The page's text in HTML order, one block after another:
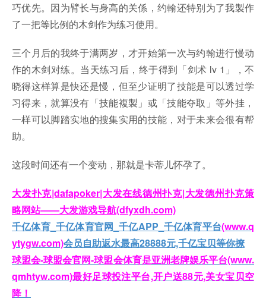
巧优先。因为臂长与身高的关係，约翰还特别为了我製作
了一把等比例的木剑作为练习使用。
三个月后的我终于满两岁，才开始第一次与约翰进行慢动
作的木剑对练。当天练习后，终于得到「剑术 lv 1」，不
晓得这样算是快还是慢，但至少证明了技能是可以透过学
习得来，就算没有「技能複製」或「技能夺取」等外挂，
一样可以脚踏实地的搜集实用的技能，对于未来会很有帮
助。
这段时间还有一个变动，那就是卡蒂儿怀孕了。
大发扑克|dafapoker|大发在线德州扑克|大发德州扑克策
略网站——大发游戏导航(dfyxdh.com)
千亿体育_千亿体育官网_千亿APP_千亿体育平台(www.q
ytygw.com)会员自助返水最高28888元,千亿宝贝等你撩
球盟会-球盟会官网-球盟会体育是亚洲老牌娱乐平台(www.
qmhtyw.com)最好足球投注平台,开户送88元,美女宝贝空
降！